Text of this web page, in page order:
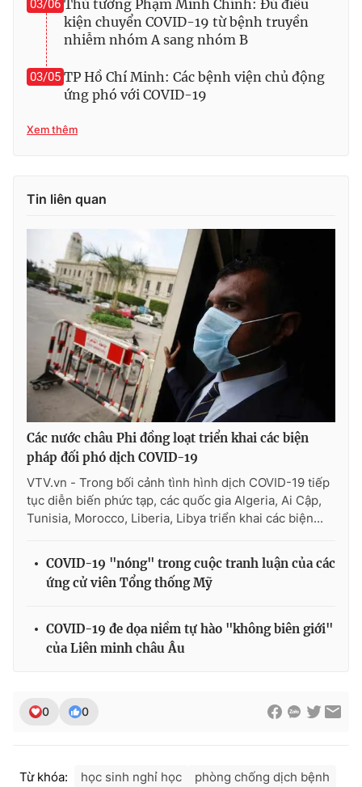
03/06 Thủ tướng Phạm Minh Chính: Đủ điều
kiện chuyển COVID-19 từ bệnh truyền
nhiễm nhóm A sang nhóm B
03/05 TP Hồ Chí Minh: Các bệnh viện chủ động
ứng phó với COVID-19
Xem thêm
Tin liên quan
Các nước châu Phi đồng loạt triển khai các biện
pháp đối phó dịch COVID-19
VTV.vn - Trong bối cảnh tình hình dịch COVID-19 tiếp
tục diễn biến phức tạp, các quốc gia Algeria, Ai Cập,
Tunisia, Morocco, Liberia, Libya triển khai các biện...
COVID-19 "nóng" trong cuộc tranh luận của các
ứng cử viên Tổng thống Mỹ
COVID-19 đe dọa niềm tự hào "không biên giới"
của Liên minh châu Âu
0 0
Từ khóa: học sinh nghỉ học phòng chống dịch bệnh